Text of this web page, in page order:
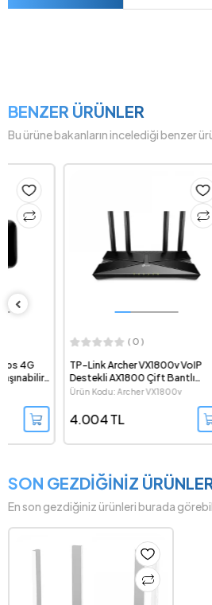
BENZER ÜRÜNLER
Bu ürüne bakanların incelediği benzer
( 0 )
TP-Link Archer VX1800v VoIP
Destekli AX1800 Çift Bantlı
VDSL/ADSL Wi-Fi 6 Modem
Ürün Kodu: Archer VX1800v
4.004 TL
TP-
SON GEZDİĞİNİZ
En son gezdiğiniz ürünleri burada